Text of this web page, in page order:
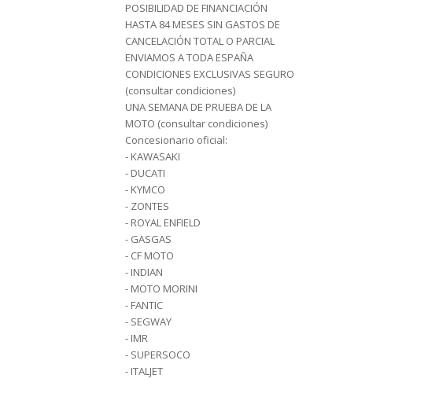
POSIBILIDAD DE FINANCIACIÓN
HASTA 84 MESES SIN GASTOS DE
CANCELACIÓN TOTAL O PARCIAL
ENVIAMOS A TODA ESPAÑA
CONDICIONES EXCLUSIVAS SEGURO
(consultar condiciones)
UNA SEMANA DE PRUEBA DE LA
MOTO (consultar condiciones)
Concesionario oficial:
- KAWASAKI
- DUCATI
- KYMCO
- ZONTES
- ROYAL ENFIELD
- GASGAS
- CF MOTO
- INDIAN
- MOTO MORINI
- FANTIC
- SEGWAY
- IMR
- SUPERSOCO
- ITALJET